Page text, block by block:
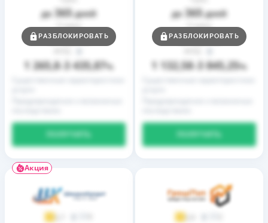
до 365дней
Ставка
от0,01%
1 265,8 3 435,87%
РАЗБЛОКИРОВАТЬ
до 365дней
Ставка
от0,01%
1 132,58 3 845,25%
РАЗБЛОКИРОВАТЬ
Акция
3,7 3,9